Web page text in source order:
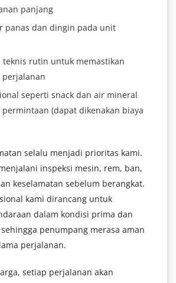
panjang
panas dan dingin pada unit
teknis rutin untuk memastikan
perjalanan
seperti snack dan air mineral
(dapat dikenakan biaya
selalu menjadi prioritas kami.
inspeksi mesin, rem, ban,
keselamatan sebelum berangkat.
kami dirancang untuk
dalam kondisi prima dan
penumpang merasa aman
perjalanan.
setiap perjalanan akan